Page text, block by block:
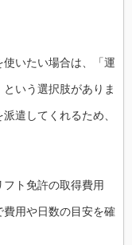
いたい場合は、「運
いう選択肢がありま
遣してくれるため、
ト免許の取得費用
用や日数の目安を確